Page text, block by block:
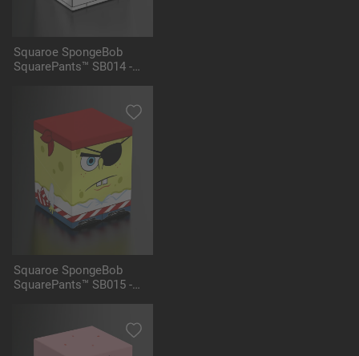
Squaroe SpongeBob
SquarePants™ SB014 -
Squaroe SpongeBob
SquarePants™ SB015 -